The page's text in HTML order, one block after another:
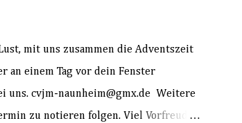
mit uns zusammen die Adventszeit
an einem Tag vor dein Fenster
uns. cvjm-naunheim@gmx.de Weitere
zu notieren folgen. Viel Vorfreude...